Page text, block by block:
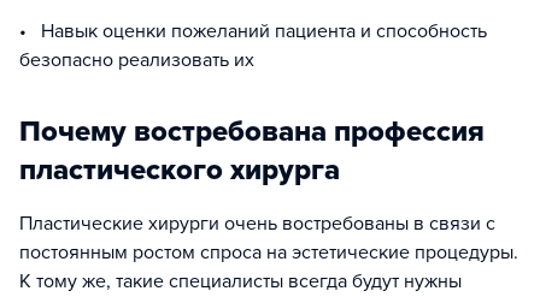
• Навык оценки пожеланий пациента и способность
безопасно реализовать их
Почему востребована профессия
пластического хирурга
Пластические хирурги очень востребованы в связи с
постоянным ростом спроса на эстетические процедуры.
К тому же, такие специалисты всегда будут нужны